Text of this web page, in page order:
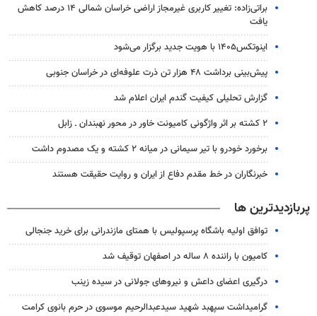
براتی‌زاده: تغییر کاربری غیرمجاز اراضی خراسان شمالی ۱۴ درصد کاهش
یافت
اینوتکس۱۴۰۵ با هویت جدید برگزار می‌شود
پیش‌بینی برداشت ۴۸ هزار تن ذرت علوفه‌ای در خراسان جنوبی
گزارش تحلیلی کیفیت گندم ایران اعلام شد
۲ کشته بر اثر واژگونی کامیونت خاور در محور نهبندان ـ زابل
برخورد خودرو با تیر سیمانی در میانه ۲ کشته و یک مصدوم داشت
خبرنگاران در خط مقدم دفاع از ایران و روایت حقیقت هستند
پربازدیدترین ها
توافق اولیه باشگاه پرسپولیس با همتای مازندرانی برای خرید جنجالی
کامیون با راننده ۸ ساله در اصفهان توقیف شد
درگیری اعضای داعش و نیروهای جولانی در سیده زینب
گرامیداشت سپهبد شهید سیدعبدالرحیم موسوی در حرم بانوی کرامت